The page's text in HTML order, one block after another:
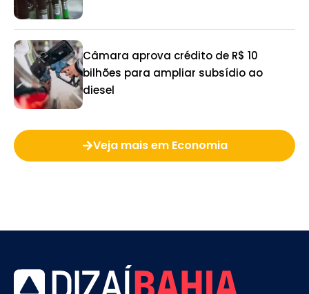
Câmara aprova crédito de R$ 10
bilhões para ampliar subsídio ao
diesel
Veja mais em Economia